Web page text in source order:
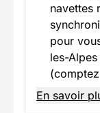
navettes
pour
les-
En savoir